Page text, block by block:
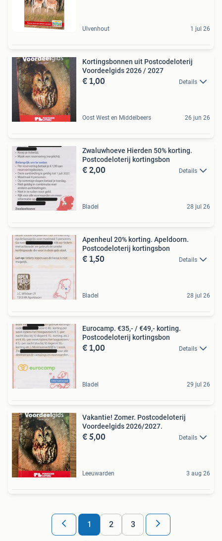
Ulvenhout 1 jul 26
Kortingsbonnen uit Postcodeloterij
Voordeelgids 2026 / 2027
€ 1,00 Details
Oost West en Middelbeers 26 jun 26
Zwaluwhoeve Hierden 50% korting.
Postcodeloterij kortingsbon
€ 2,00 Details
Bladel 28 jul 26
Apenheul 20% korting. Apeldoorn.
Postcodeloterij kortingsbon
€ 1,50 Details
Bladel 28 jul 26
Eurocamp. €35,- / €49,- korting.
Postcodeloterij kortingsbon
€ 1,00 Details
Bladel 29 jul 26
Vakantie! Zomer. Postcodeloterij
Voordeelgids 2026/2027.
€ 5,00 Details
Leeuwarden 3 aug 26
1 2 3